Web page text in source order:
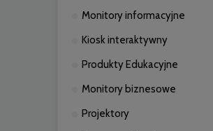
Monitory informacyjne
Kiosk interaktywny
Produkty Edukacyjne
Monitory biznesowe
Projektory